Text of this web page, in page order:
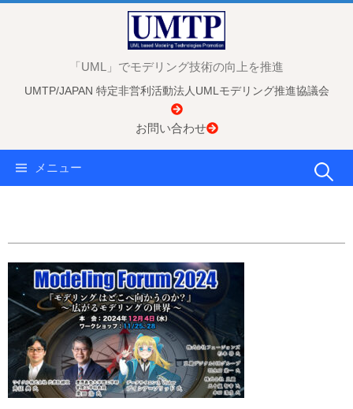
「UML」でモデリング技術の向上を推進
UMTP/JAPAN 特定非営利活動法人UMLモデリング推進協議会
お問い合わせ
メニュー 検